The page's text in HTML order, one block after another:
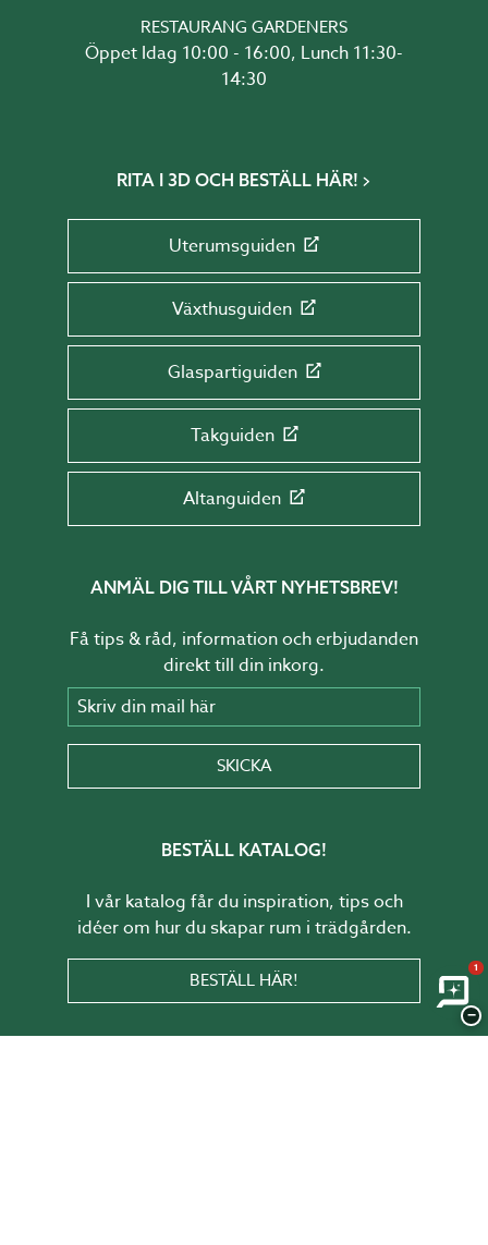
RESTAURANG GARDENERS
Öppet Idag 10:00 - 16:00, Lunch 11:30-
14:30
RITA I 3D OCH BESTÄLL HÄR!
Uterumsguiden
Växthusguiden
Glaspartiguiden
Takguiden
Altanguiden
ANMÄL DIG TILL VÅRT NYHETSBREV!
Få tips & råd, information och erbjudanden
direkt till din inkorg.
Skriv din mail här
SKICKA
BESTÄLL KATALOG!
I vår katalog får du inspiration, tips och
idéer om hur du skapar rum i trädgården.
BESTÄLL HÄR!
1
−